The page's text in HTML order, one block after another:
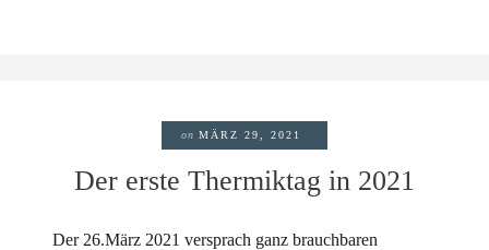
on MÄRZ 29, 2021
Der erste Thermiktag in 2021
Der 26.März 2021 versprach ganz brauchbaren